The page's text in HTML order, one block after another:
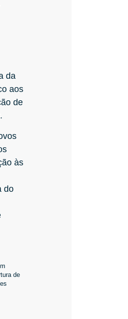
da
aos
de
às
do
de